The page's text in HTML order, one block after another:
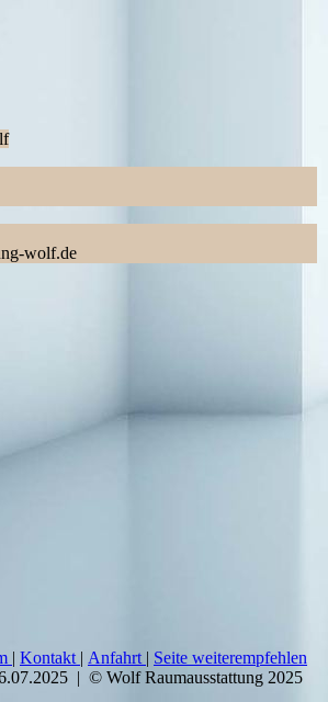
wolf.de
| Kontakt | Anfahrt | Seite weiterempfehlen
| © Wolf Raumausstattung 2025